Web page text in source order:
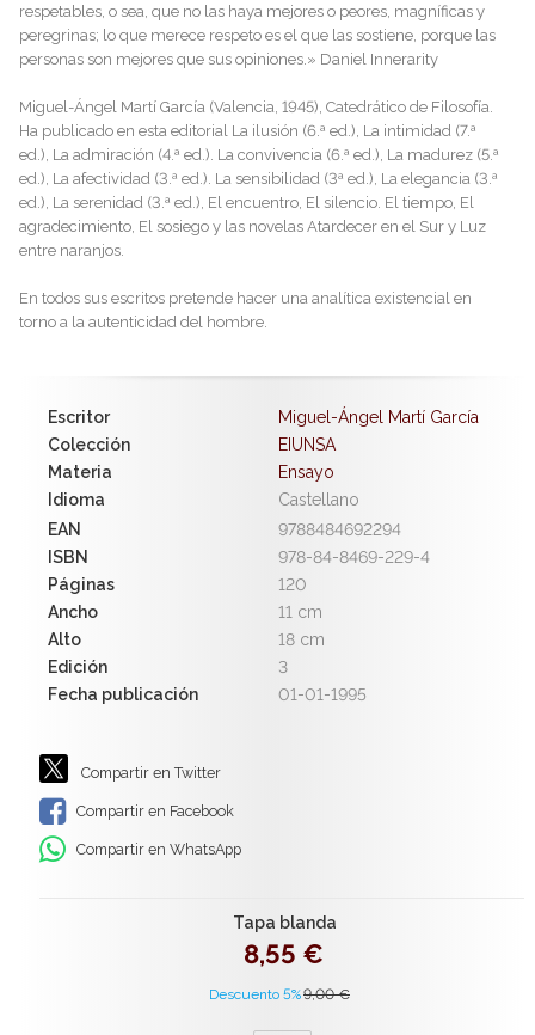
respetables, o sea, que no las haya mejores o peores, magníficas y
peregrinas; lo que merece respeto es el que las sostiene, porque las
personas son mejores que sus opiniones.» Daniel Innerarity
Miguel-Ángel Martí García (Valencia, 1945), Catedrático de Filosofía.
Ha publicado en esta editorial La ilusión (6.ª ed.), La intimidad (7.ª
ed.), La admiración (4.ª ed.). La convivencia (6.ª ed.), La madurez (5.ª
ed.), La afectividad (3.ª ed.). La sensibilidad (3ª ed.), La elegancia (3.ª
ed.), La serenidad (3.ª ed.), El encuentro, El silencio. El tiempo, El
agradecimiento, El sosiego y las novelas Atardecer en el Sur y Luz
entre naranjos.
En todos sus escritos pretende hacer una analítica existencial en
torno a la autenticidad del hombre.
Escritor
Miguel-Ángel Martí García
Colección
EIUNSA
Materia
Ensayo
Idioma
Castellano
EAN
9788484692294
ISBN
978-84-8469-229-4
Páginas
120
Ancho
11 cm
Alto
18 cm
Edición
3
Fecha publicación
01-01-1995
Compartir en Twitter
Compartir en Facebook
Compartir en WhatsApp
Tapa blanda
8,55 €
Descuento 5%9,00 €